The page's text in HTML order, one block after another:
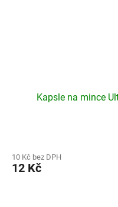
Kapsle na mince
10 Kč bez DPH
12 Kč